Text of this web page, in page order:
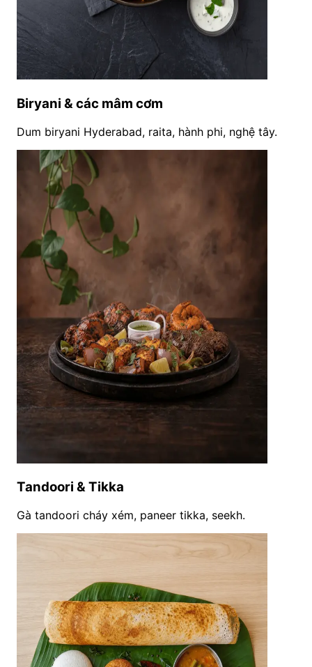
Biryani & các mâm cơm
Dum biryani Hyderabad, raita, hành phi, nghệ tây.
Tandoori & Tikka
Gà tandoori cháy xém, paneer tikka, seekh.